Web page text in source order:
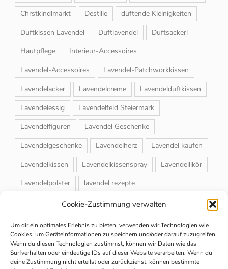
Cookie-Zustimmung verwalten
Um dir ein optimales Erlebnis zu bieten, verwenden wir Technologien wie
Cookies, um Geräteinformationen zu speichern und/oder darauf zuzugreifen.
Wenn du diesen Technologien zustimmst, können wir Daten wie das
Surfverhalten oder eindeutige IDs auf dieser Website verarbeiten. Wenn du
deine Zustimmung nicht erteilst oder zurückziehst, können bestimmte
Chrstkindlmarkt
Destille
duftende Kleinigkeiten
Duftkissen Lavendel
Duftlavendel
Duftsackerl
Hautpflege
Interieur-Accessoires
Lavendel-Accessoires
Lavendel-Patchworkkissen
Lavendelacker
Lavendelcreme
Lavendelduftkissen
Lavendelessig
Lavendelfeld Steiermark
Lavendelfiguren
Lavendel Geschenke
Lavendelgeschenke
Lavendelherz
Lavendel kaufen
Lavendelkissen
Lavendelkissenspray
Lavendellikör
Lavendelpolster
lavendel rezepte
Lavendelrosmarin Creme
Lavendelsackerl
Lavendelsirup
Lavendelstrauß
Lavendeltee
Lavendeltiere
lavendel und rosen
Magnet-Duftsackerl
Naturheilmittel Naturkosmetik